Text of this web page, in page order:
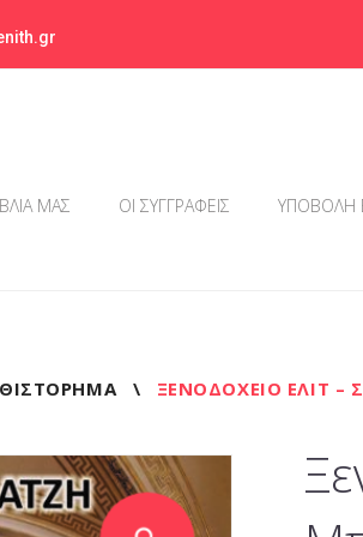
ΜΑΣ ΟΙ ΣΥΓΓΡΑΦΕΙΣ ΥΠΟΒΟΛΗ
\ ΞΕΝΟΔΟΧΕΊΟ ΕΛΊΤ